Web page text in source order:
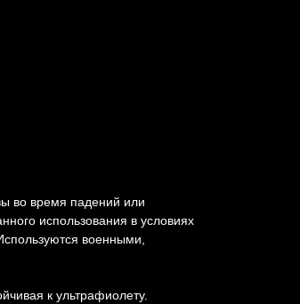
во время падений или
использования в условиях
военными,
к ультрафиолету.